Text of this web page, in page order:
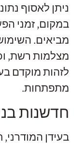
ניתן לאסוף
במקום, זמני
מביאים.
מצלמות רשת,
לזהות מוקדם
מתפתחות.
חדשנות
בעידן